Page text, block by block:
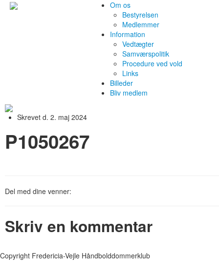
Om os
Bestyrelsen
Medlemmer
Information
Vedtægter
Samværspolitik
Procedure ved vold
Links
Billeder
Bliv medlem
Skrevet d. 2. maj 2024
P1050267
Del med dine venner:
Skriv en kommentar
Copyright Fredericia-Vejle Håndbolddommerklub